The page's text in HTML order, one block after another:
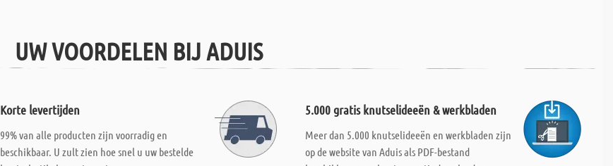
UW VOORDELEN BIJ ADUIS
Korte levertijden
99% van alle producten zijn voorradig en
beschikbaar. U zult zien hoe snel u uw bestelde
5.000 gratis knutselideeën & werkbladen
Meer dan 5.000 knutselideeën en werkbladen zijn
op de website van Aduis als PDF-bestand